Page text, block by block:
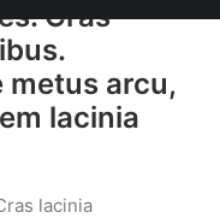
Cras
metus arcu,
lacinia
lacinia